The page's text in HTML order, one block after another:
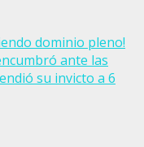
dominio pleno!
ante las
su invicto a 6